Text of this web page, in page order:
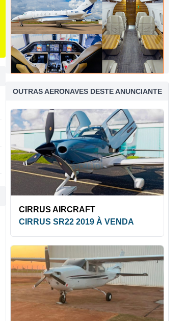
OUTRAS AERONAVES DESTE ANUNCIANTE
CIRRUS AIRCRAFT
CIRRUS SR22 2019 À VENDA